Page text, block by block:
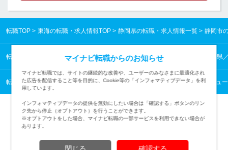
転職TOP 東海の転職・求人情報TOP 静岡県の転職・求人情報一覧 静岡市
転職TOP 東海の転職・求人情報TOP 静岡県の転職・求人情報一覧 静岡県
転職TOP 販売・フード・アミューズメントから探す 販売・フード・アミュ
マイナビ転職からのお知らせ
マイナビ転職では、サイトの継続的な改善や、ユーザーのみなさまに最適化され
た広告を配信すること等を目的に、Cookie等の「インフォマティブデータ」を利
用しています。
インフォマティブデータの提供を無効にしたい場合は「確認する」ボタンのリン
ク先から停止（オプトアウト）を行うことができます。
※オプトアウトをした場合、マイナビ転職の一部サービスを利用できない場合が
あります。